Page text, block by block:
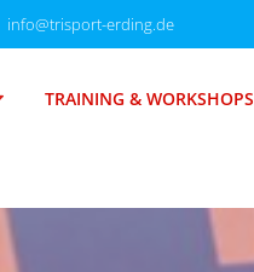
info@trisport-erding.de
TRAINING & WORKSHOPS